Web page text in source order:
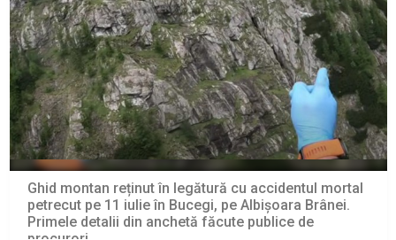
Ghid montan reținut în legătură cu accidentul mortal
petrecut pe 11 iulie în Bucegi, pe Albișoara Brânei.
Primele detalii din anchetă făcute publice de